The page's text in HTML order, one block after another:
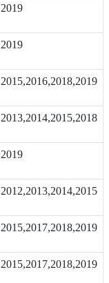
2019
2019
2015,2016,2018,2019
2013,2014,2015,2018
2019
2012,2013,2014,2015
2015,2017,2018,2019
2015,2017,2018,2019